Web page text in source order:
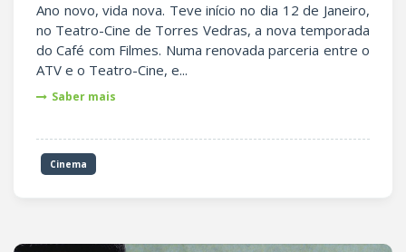
Ano novo, vida nova. Teve início no dia 12 de Janeiro,
no Teatro-Cine de Torres Vedras, a nova temporada
do Café com Filmes. Numa renovada parceria entre o
ATV e o Teatro-Cine, e...
Saber mais
Cinema